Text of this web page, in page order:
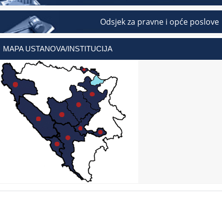
Odsjek za pravne i opće poslove
MAPA USTANOVA/INSTITUCIJA